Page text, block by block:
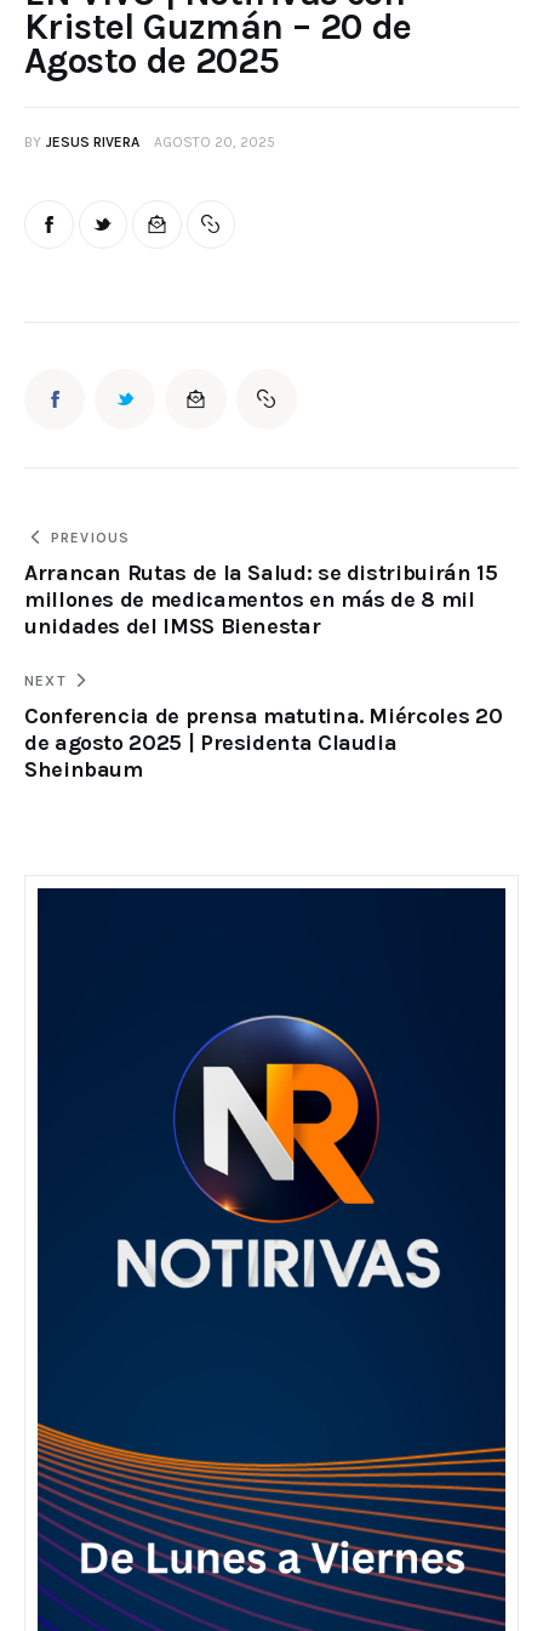
Kristel Guzmán – 20 de
Agosto de 2025
BY JESUS RIVERA AGOSTO 20, 2025
PREVIOUS
Arrancan Rutas de la Salud: se distribuirán 15
millones de medicamentos en más de 8 mil
unidades del IMSS Bienestar
NEXT
Conferencia de prensa matutina. Miércoles 20
de agosto 2025 | Presidenta Claudia
Sheinbaum